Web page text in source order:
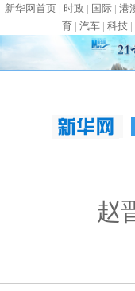
新华网首页| 时政 | 国际| 港
育| 汽车| 科技|
赵